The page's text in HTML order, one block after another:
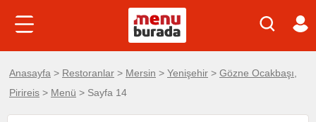
Anasayfa > Restoranlar > Mersin > Yenişehir > Gözne Ocakbaşı,
Pirireis > Menü > Sayfa 14